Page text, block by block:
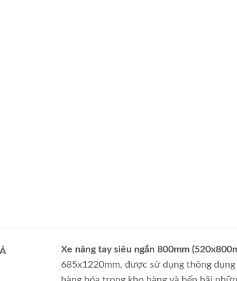
Xe nâng tay siêu ngắn 800mm
685x1220mm, được sử dụng thông